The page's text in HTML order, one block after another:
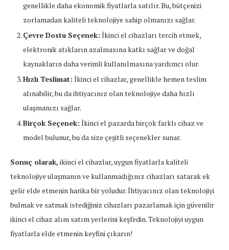
genellikle daha ekonomik fiyatlarla satılır. Bu, bütçenizi
zorlamadan kaliteli teknolojiye sahip olmanızı sağlar.
Çevre Dostu Seçenek: İkinci el cihazları tercih etmek,
elektronik atıkların azalmasına katkı sağlar ve doğal
kaynakların daha verimli kullanılmasına yardımcı olur.
Hızlı Teslimat: İkinci el cihazlar, genellikle hemen teslim
alınabilir, bu da ihtiyacınız olan teknolojiye daha hızlı
ulaşmanızı sağlar.
Birçok Seçenek: İkinci el pazarda birçok farklı cihaz ve
model bulunur, bu da size çeşitli seçenekler sunar.
Sonuç olarak, ikinci el cihazlar, uygun fiyatlarla kaliteli
teknolojiye ulaşmanın ve kullanmadığınız cihazları satarak ek
gelir elde etmenin harika bir yoludur. İhtiyacınız olan teknolojiyi
bulmak ve satmak istediğiniz cihazları pazarlamak için güvenilir
ikinci el cihaz alım satım yerlerini keşfedin. Teknolojiyi uygun
fiyatlarla elde etmenin keyfini çıkarın!